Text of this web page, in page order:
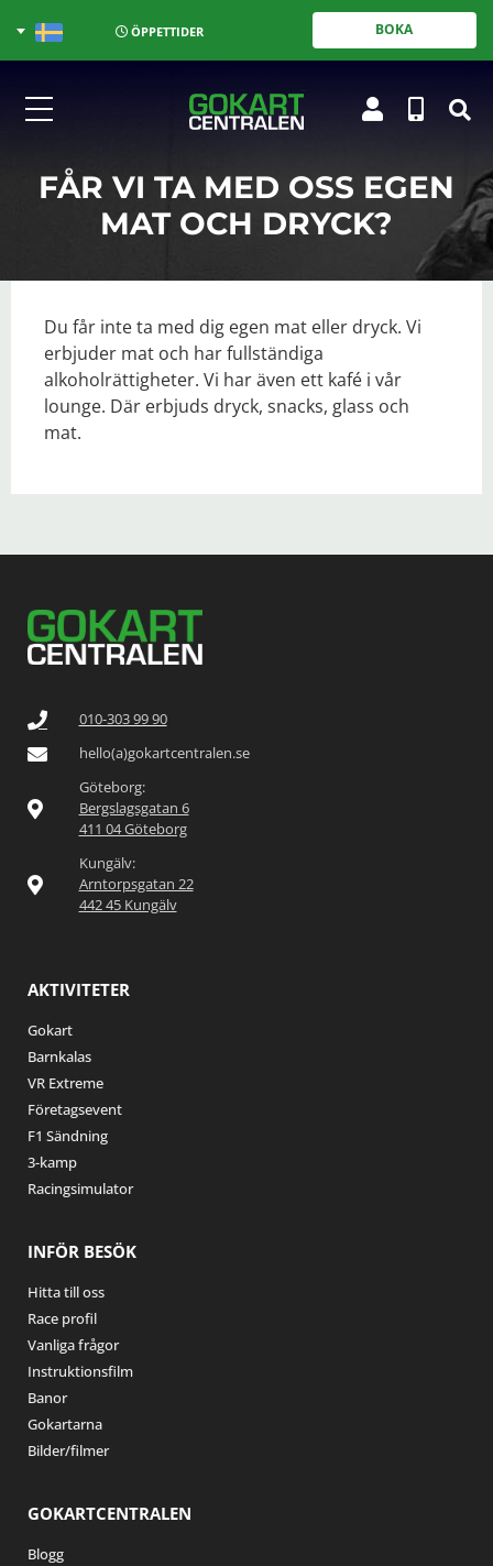
ÖPPETTIDER BOKA
FÅR VI TA MED OSS EGEN
MAT OCH DRYCK?
Du får inte ta med dig egen mat eller dryck. Vi
erbjuder mat och har fullständiga
alkoholrättigheter. Vi har även ett kafé i vår
lounge. Där erbjuds dryck, snacks, glass och
mat.
010-303 99 90
hello(a)gokartcentralen.se
Göteborg:
Bergslagsgatan 6
411 04 Göteborg
Kungälv:
Arntorpsgatan 22
442 45 Kungälv
AKTIVITETER
Gokart
Barnkalas
VR Extreme
Företagsevent
F1 Sändning
3-kamp
Racingsimulator
INFÖR BESÖK
Hitta till oss
Race profil
Vanliga frågor
Instruktionsfilm
Banor
Gokartarna
Bilder/filmer
GOKARTCENTRALEN
Blogg